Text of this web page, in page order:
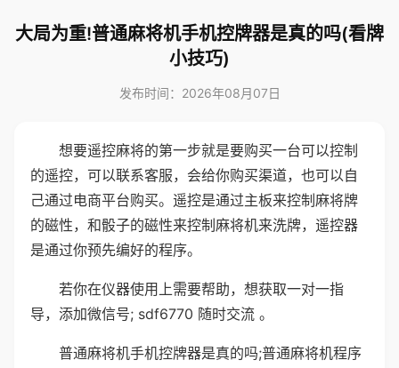
大局为重!普通麻将机手机控牌器是真的吗(看牌
小技巧)
发布时间：2026年08月07日
想要遥控麻将的第一步就是要购买一台可以控制
的遥控，可以联系客服，会给你购买渠道，也可以自
己通过电商平台购买。遥控是通过主板来控制麻将牌
的磁性，和骰子的磁性来控制麻将机来洗牌，遥控器
是通过你预先编好的程序。
若你在仪器使用上需要帮助，想获取一对一指
导，添加微信号; sdf6770 随时交流 。
普通麻将机手机控牌器是真的吗;普通麻将机程序